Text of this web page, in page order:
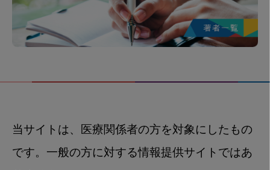
当サイトは、医療関係者の方を対象にしたもの
です。一般の方に対する情報提供サイトではあ